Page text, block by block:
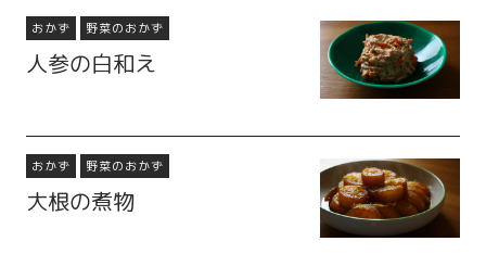
おかず 野菜のおかず
人参の白和え
おかず 野菜のおかず
大根の煮物